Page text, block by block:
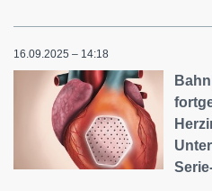
16.09.2025 – 14:18